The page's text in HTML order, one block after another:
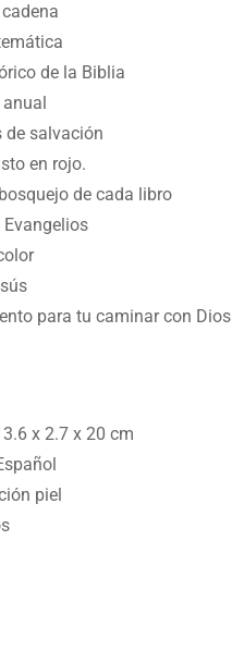
de la Biblia
de salvación
en rojo.
de cada libro
para tu caminar con Dios
x 2.7 x 20 cm
piel